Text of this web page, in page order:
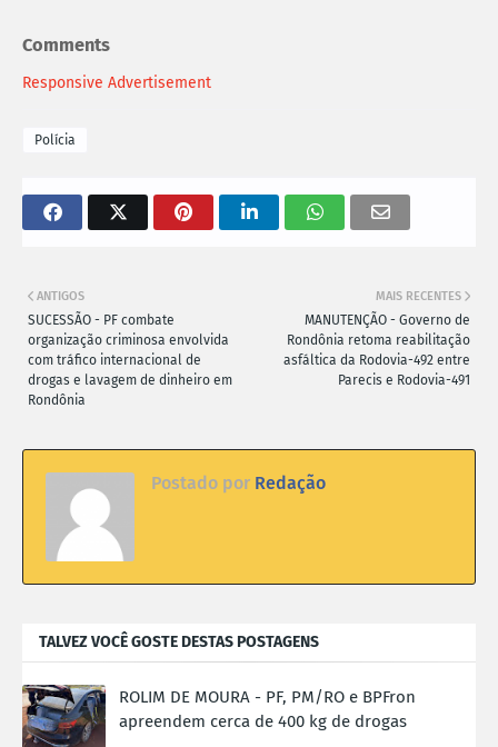
Comments
Responsive Advertisement
Polícia
MAIS RECENTES
MANUTENÇÃO - Governo de
Rondônia retoma reabilitação
asfáltica da Rodovia-492 entre
Parecis e Rodovia-491
ANTIGOS
SUCESSÃO - PF combate
organização criminosa envolvida
com tráfico internacional de
drogas e lavagem de dinheiro em
Rondônia
Postado por Redação
TALVEZ VOCÊ GOSTE DESTAS POSTAGENS
ROLIM DE MOURA - PF, PM/RO e BPFron
apreendem cerca de 400 kg de drogas